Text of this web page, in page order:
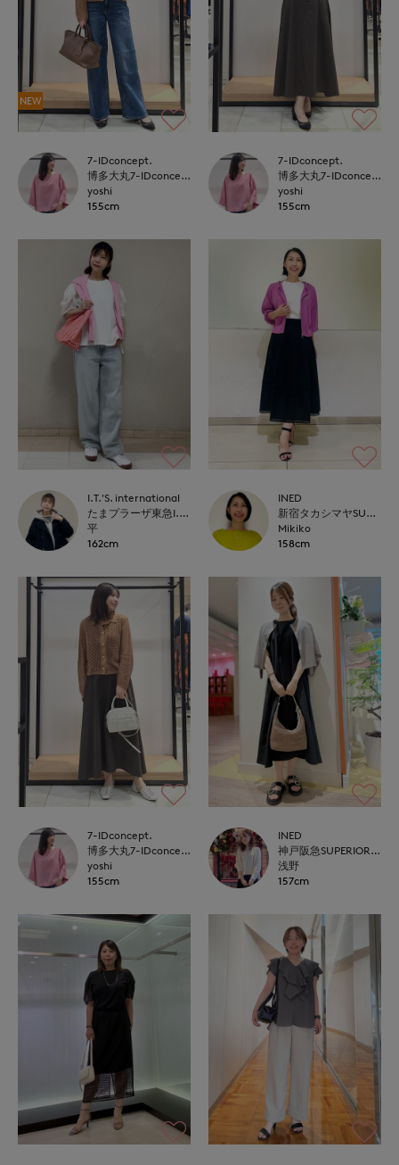
NEW
7-IDconcept.
博多大丸7-IDconcept.
yoshi
155cm
7-IDconcept.
博多大丸7-IDconcept.
yoshi
155cm
I.T.'S. international
たまプラーザ東急I.T.'S.international
平
162cm
INED
新宿タカシマヤSUPERIOR CLOSET
Mikiko
158cm
7-IDconcept.
博多大丸7-IDconcept.
yoshi
155cm
INED
神戸阪急SUPERIORCLOSET
浅野
157cm